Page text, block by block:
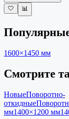
🤍
📊
1600×1450 мм
Смотрите
НовыеПоворотно-
откидные
мм1400×1200 мм